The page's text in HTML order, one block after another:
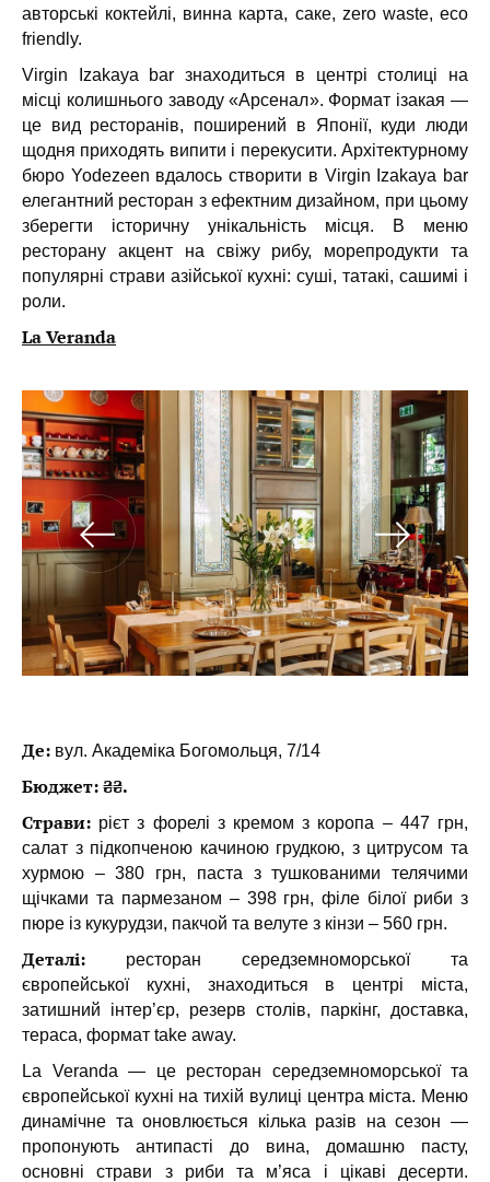
авторські коктейлі, винна карта, саке, zero waste, eco
friendly.
Virgin Izakaya bar знаходиться в центрі столиці на
місці колишнього заводу «Арсенал». Формат ізакая —
це вид ресторанів, поширений в Японії, куди люди
щодня приходять випити і перекусити. Архітектурному
бюро Yodezeen вдалось створити в Virgin Izakaya bar
елегантний ресторан з ефектним дизайном, при цьому
зберегти історичну унікальність місця. В меню
ресторану акцент на свіжу рибу, морепродукти та
популярні страви азійської кухні: суші, татакі, сашимі і
роли.
La Veranda
Де: вул. Академіка Богомольця, 7/14
Бюджет: ₴₴.
Страви: рієт з форелі з кремом з коропа – 447 грн,
салат з підкопченою качиною грудкою, з цитрусом та
хурмою – 380 грн, паста з тушкованими телячими
щічками та пармезаном – 398 грн, філе білої риби з
пюре із кукурудзи, пакчой та велуте з кінзи – 560 грн.
Деталі: ресторан середземноморської та
європейської кухні, знаходиться в центрі міста,
затишний інтер’єр, резерв столів, паркінг, доставка,
тераса, формат take away.
La Veranda — це ресторан середземноморської та
європейської кухні на тихій вулиці центра міста. Меню
динамічне та оновлюється кілька разів на сезон —
пропонують антипасті до вина, домашню пасту,
основні страви з риби та м’яса і цікаві десерти.